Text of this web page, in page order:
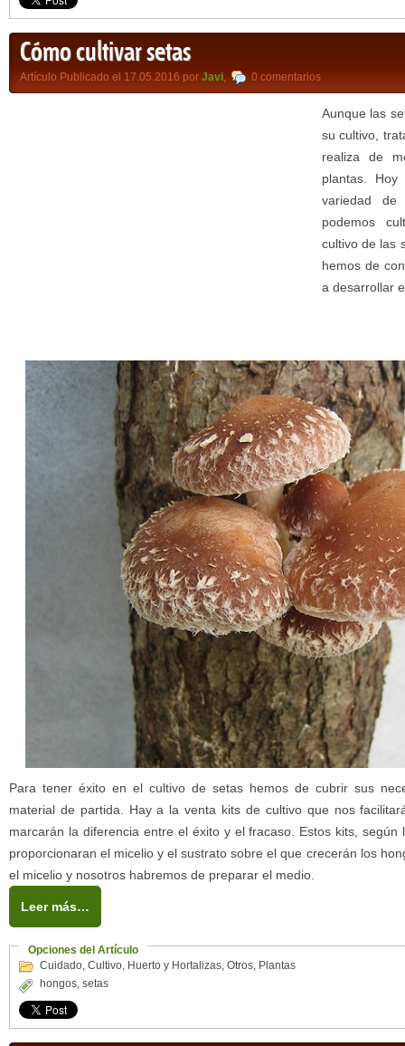
Cómo cultivar setas
Artículo Publicado el 17.05.2016 por Javi, 0 comentarios
Aunque las
su cultivo,
realiza de
plantas.
variedad
podemos
cultivo de las
hemos de
a desarrollar
Para tener éxito en el cultivo de setas hemos de cubrir sus
material de partida. Hay a la venta kits de cultivo que nos
marcarán la diferencia entre el éxito y el fracaso. Estos kits, según
proporcionaran el micelio y el sustrato sobre el que crecerán los
el micelio y nosotros habremos de preparar el medio.
Leer más…
Opciones del Artículo
Cuidado, Cultivo, Huerto y Hortalizas, Otros, Plantas
hongos, setas